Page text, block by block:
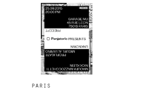
paris